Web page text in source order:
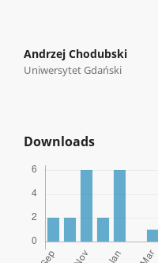
Andrzej Chodubski
Uniwersytet Gdański
Downloads